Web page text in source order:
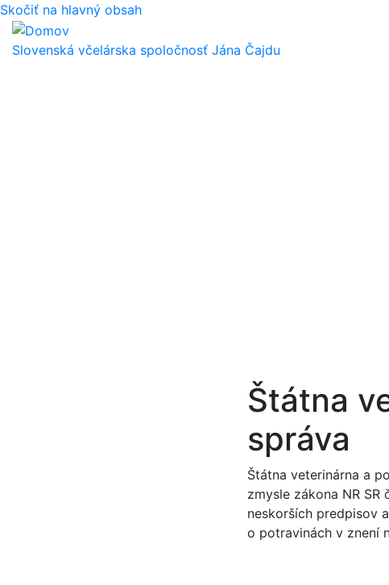
Skočiť na hlavný obsah
Slovenská včelárska spoločnosť Jána Čajdu
Štátna
správa
Štátna veterinárna a
zmysle zákona NR
neskorších predpisov
o potravinách v znení